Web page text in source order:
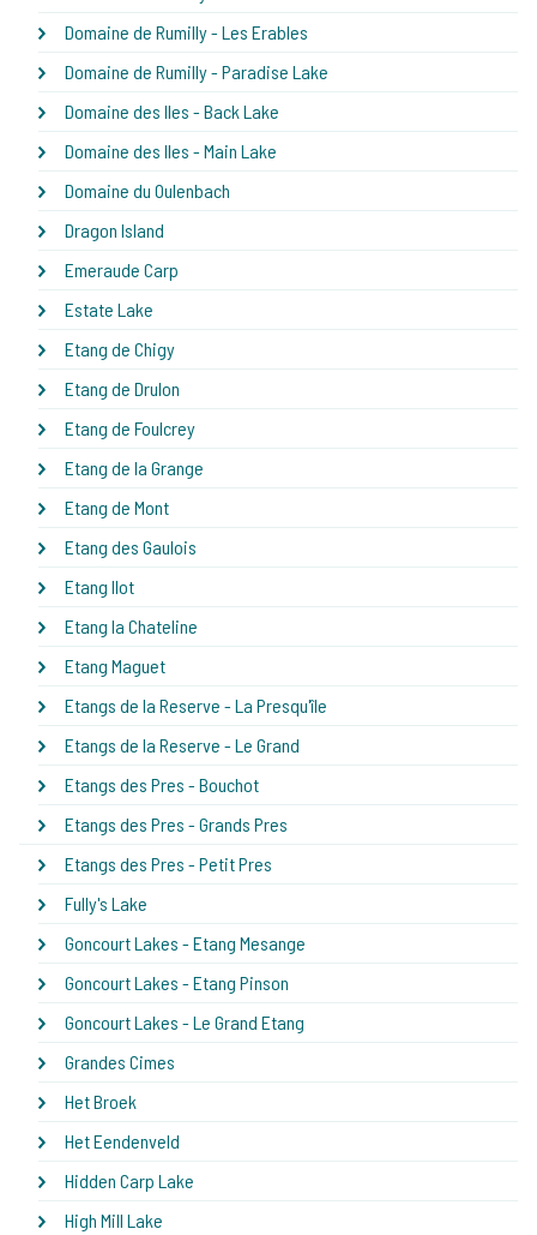
Domaine de Rumilly - Les Erables
Domaine de Rumilly - Paradise Lake
Domaine des Iles - Back Lake
Domaine des Iles - Main Lake
Domaine du Oulenbach
Dragon Island
Emeraude Carp
Estate Lake
Etang de Chigy
Etang de Drulon
Etang de Foulcrey
Etang de la Grange
Etang de Mont
Etang des Gaulois
Etang Ilot
Etang la Chateline
Etang Maguet
Etangs de la Reserve - La Presqu'île
Etangs de la Reserve - Le Grand
Etangs des Pres - Bouchot
Etangs des Pres - Grands Pres
Etangs des Pres - Petit Pres
Fully's Lake
Goncourt Lakes - Etang Mesange
Goncourt Lakes - Etang Pinson
Goncourt Lakes - Le Grand Etang
Grandes Cimes
Het Broek
Het Eendenveld
Hidden Carp Lake
High Mill Lake